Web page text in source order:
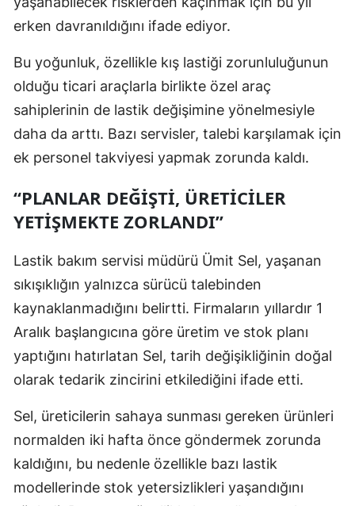
Nevşehir
Ordu
Rize
Sakarya
Siirt
Tekirdağ
Tokat
Trabzon
Şanlıurfa
Uşak
erken davranıldığını ifade ediyor.
Bu yoğunluk, özellikle kış lastiği zorunluluğunun
olduğu ticari araçlarla birlikte özel araç
sahiplerinin de lastik değişimine yönelmesiyle
daha da arttı. Bazı servisler, talebi karşılamak için
ek personel takviyesi yapmak zorunda kaldı.
“PLANLAR DEĞIŞTI, ÜRETICILER
YETIŞMEKTE ZORLANDI”
Lastik bakım servisi müdürü Ümit Sel, yaşanan
sıkışıklığın yalnızca sürücü talebinden
kaynaklanmadığını belirtti. Firmaların yıllardır 1
Aralık başlangıcına göre üretim ve stok planı
yaptığını hatırlatan Sel, tarih değişikliğinin doğal
olarak tedarik zincirini etkilediğini ifade etti.
Sel, üreticilerin sahaya sunması gereken ürünleri
normalden iki hafta önce göndermek zorunda
kaldığını, bu nedenle özellikle bazı lastik
modellerinde stok yetersizlikleri yaşandığını